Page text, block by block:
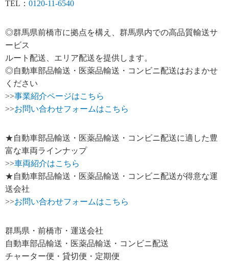
TEL： 0120-11-6540
◎群馬県前橋市に拠点を構え、群馬県内での高品質輸送サ
ービス
ルート配送、エリア配送を提供します。
◎自動車部品輸送・医薬品輸送・コンビニ配送はおまかせ
ください
>>事業紹介ページはこちら
>>お問い合わせフォームはこちら
★自動車部品輸送・医薬品輸送・コンビニ配送に適した豊
富な車両ラインナップ
>>車両紹介はこちら
★自動車部品輸送・医薬品輸送・コンビニ配送が得意な運
送会社
>>お問い合わせフォームはこちら
群馬県・前橋市・運送会社
自動車部品輸送・医薬品輸送・コンビニ配送
チャーター便・貸切便・定期便